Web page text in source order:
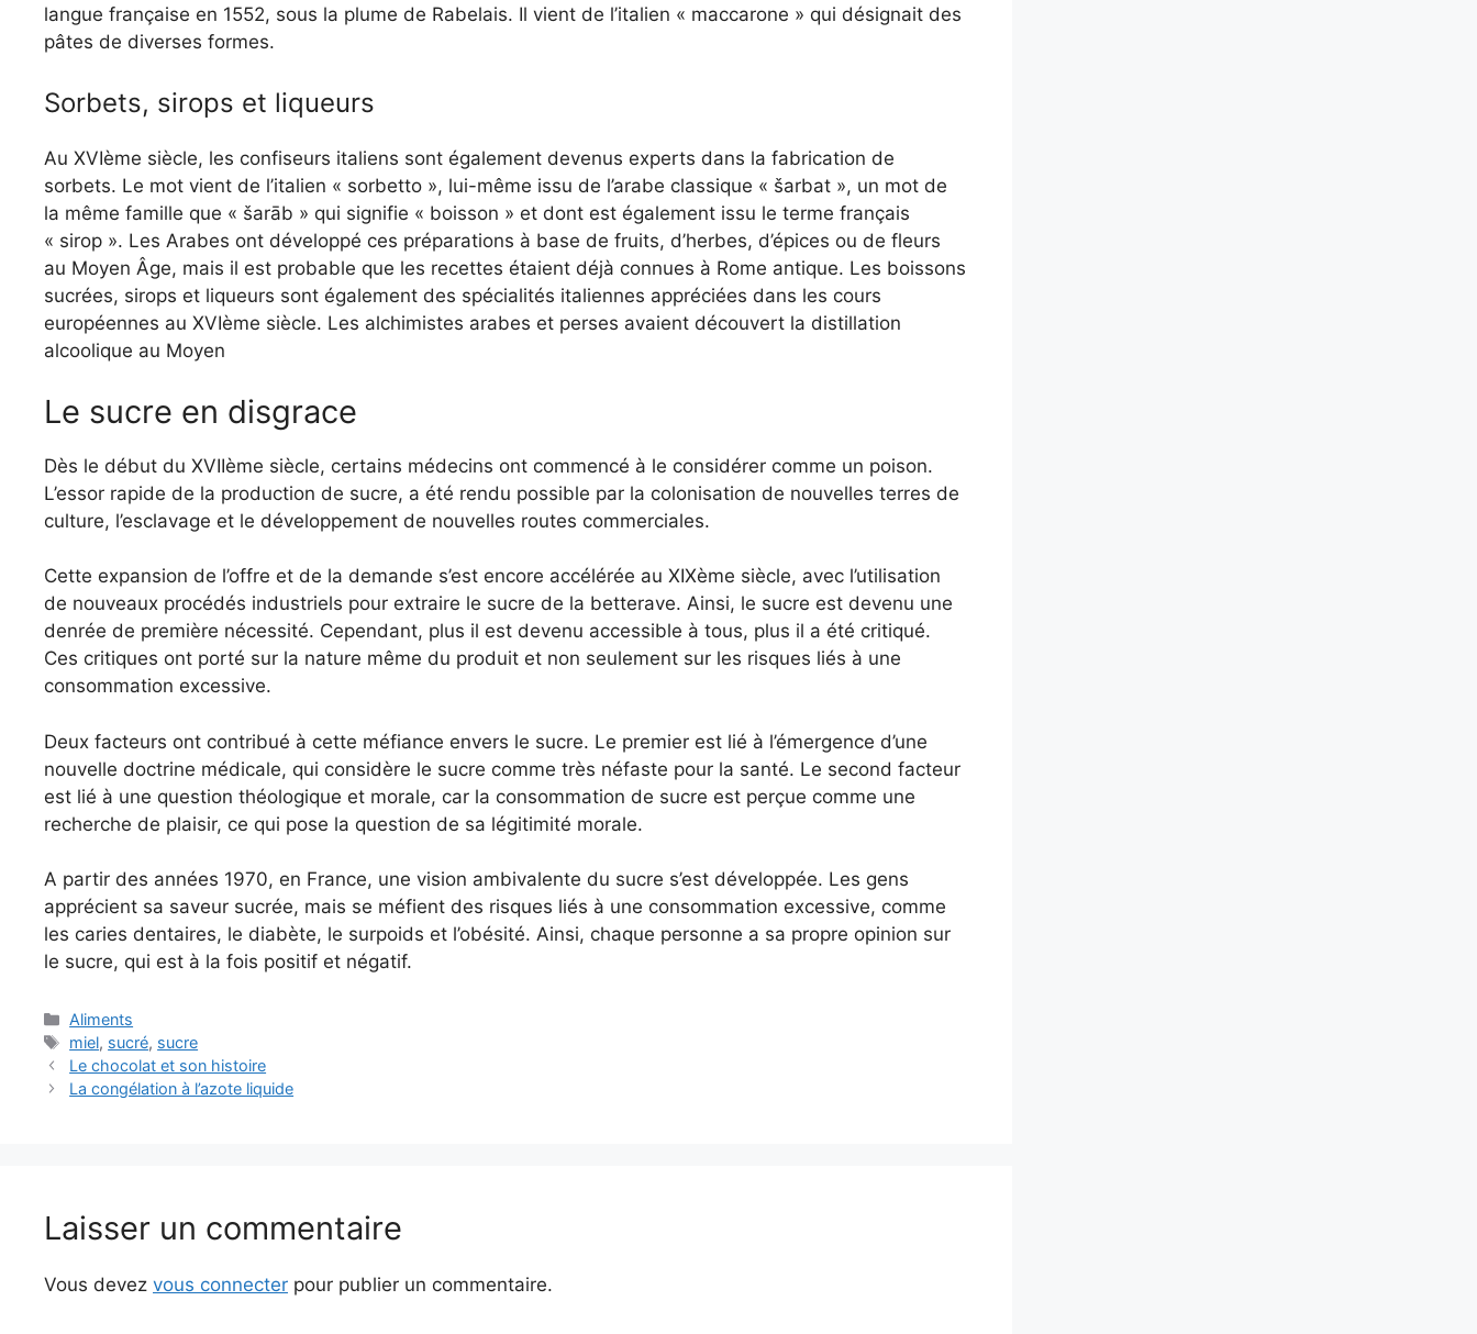
langue française en 1552, sous la plume de Rabelais. Il vient de l’italien « maccarone » qui désignait des
pâtes de diverses formes.
Sorbets, sirops et liqueurs
Au XVIème siècle, les confiseurs italiens sont également devenus experts dans la fabrication de
sorbets. Le mot vient de l’italien « sorbetto », lui-même issu de l’arabe classique « šarbat », un mot de
la même famille que « šarāb » qui signifie « boisson » et dont est également issu le terme français
« sirop ». Les Arabes ont développé ces préparations à base de fruits, d’herbes, d’épices ou de fleurs
au Moyen Âge, mais il est probable que les recettes étaient déjà connues à Rome antique. Les boissons
sucrées, sirops et liqueurs sont également des spécialités italiennes appréciées dans les cours
européennes au XVIème siècle. Les alchimistes arabes et perses avaient découvert la distillation
alcoolique au Moyen
Le sucre en disgrace
Dès le début du XVIIème siècle, certains médecins ont commencé à le considérer comme un poison.
L’essor rapide de la production de sucre, a été rendu possible par la colonisation de nouvelles terres de
culture, l’esclavage et le développement de nouvelles routes commerciales.
Cette expansion de l’offre et de la demande s’est encore accélérée au XIXème siècle, avec l’utilisation
de nouveaux procédés industriels pour extraire le sucre de la betterave. Ainsi, le sucre est devenu une
denrée de première nécessité. Cependant, plus il est devenu accessible à tous, plus il a été critiqué.
Ces critiques ont porté sur la nature même du produit et non seulement sur les risques liés à une
consommation excessive.
Deux facteurs ont contribué à cette méfiance envers le sucre. Le premier est lié à l’émergence d’une
nouvelle doctrine médicale, qui considère le sucre comme très néfaste pour la santé. Le second facteur
est lié à une question théologique et morale, car la consommation de sucre est perçue comme une
recherche de plaisir, ce qui pose la question de sa légitimité morale.
A partir des années 1970, en France, une vision ambivalente du sucre s’est développée. Les gens
apprécient sa saveur sucrée, mais se méfient des risques liés à une consommation excessive, comme
les caries dentaires, le diabète, le surpoids et l’obésité. Ainsi, chaque personne a sa propre opinion sur
le sucre, qui est à la fois positif et négatif.
Catégories
Aliments
Étiquettes
miel, sucré, sucre
Le chocolat et son histoire
La congélation à l’azote liquide
Laisser un commentaire
Vous devez vous connecter pour publier un commentaire.